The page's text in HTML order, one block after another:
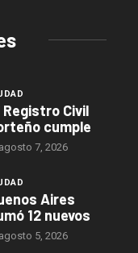
Registro Civil
cumple
agosto 7, 2026
Aires
12 nuevos
agosto 5, 2026